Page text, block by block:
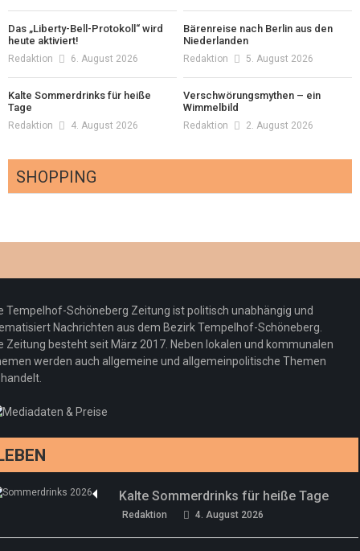
Das „Liberty-Bell-Protokoll“ wird
heute aktiviert!
Redaktion 6. August 2026
Bärenreise nach Berlin aus den
Niederlanden
Redaktion 5. August 2026
Kalte Sommerdrinks für heiße
Tage
Redaktion 4. August 2026
Verschwörungsmythen – ein
Wimmelbild
Redaktion 2. August 2026
SHOPPING
Redaktion 23. Juli 2026
Pepe Jeans London mit Summer Sale und
neuer Kollektion
Redaktion 19. Juli 2026
Woher kommt der Honig? – Neue EU-
Regeln gelten 14. Juni
drei neue Specials zur Fußball-WM
Tempelhof-Schöneberg Zeitung ist politisch unabhängig und
Nachrichten aus dem Bezirk Tempelhof-Schöneberg.
Zeitung besteht seit März 2017. Neben lokalen und kommunalen
werden auch allgemeine und allgemeinpolitische Themen
Kalte Sommerdrinks für heiße Tage
Redaktion 4. August 2026